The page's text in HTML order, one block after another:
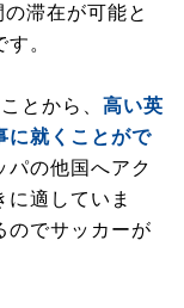
滞在が可能と
。
とから、高い英
に就くことがで
パの他国へアク
適していま
のでサッカーが